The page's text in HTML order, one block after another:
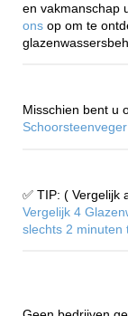
en vakmanschap
ons op om te
Misschien bent u
Schoorsteenveger
✅ TIP: ( Vergelijk
Vergelijk 4
slechts 2 minuten